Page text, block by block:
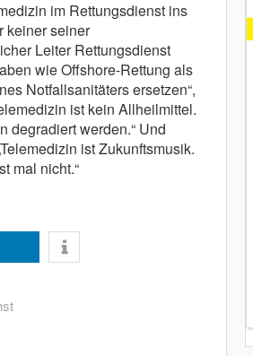
im Rettungsdienst ins
keiner seiner
Leiter Rettungsdienst
wie Offshore-Rettung als
Notfallsanitäters ersetzen“,
ist kein Allheilmittel.
degradiert werden.“ Und
ist Zukunftsmusik.
mal nicht.“